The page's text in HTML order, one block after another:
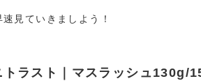
見ていきましよう！
トラスト｜マスラッシュ130g/